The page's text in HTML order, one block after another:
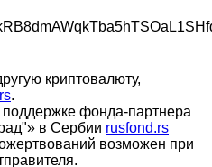
криптовалюту,
.
фонда-партнера
в Сербии rusfond.rs
возможен при